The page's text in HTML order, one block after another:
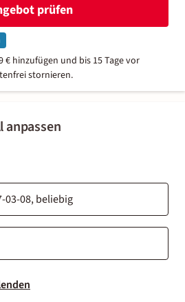
anpassen
prüfen
€ hinzufügen und bis 15 Tage vor
stornieren.